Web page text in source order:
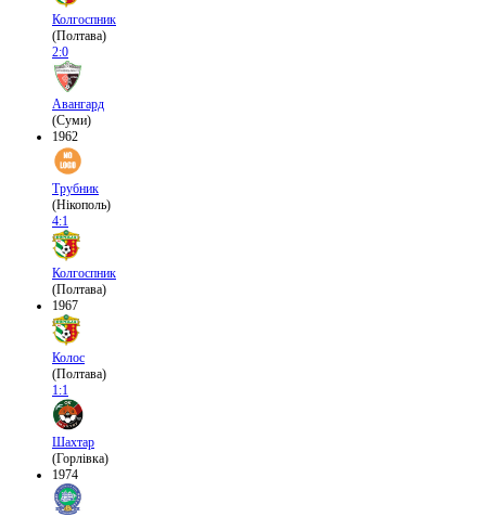
Колгоспник
(Полтава)
2:0
Авангард
(Суми)
1962
Трубник
(Нікополь)
4:1
Колгоспник
(Полтава)
1967
Колос
(Полтава)
1:1
Шахтар
(Горлівка)
1974